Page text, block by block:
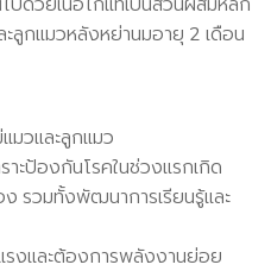
ะลูกแมวหลังหย่านมอายุ 2 เดือน
มวและลูกแมว
ะป้องกันโรคในช่วงแรกเกิด
ง รวมทั้งพัฒนาการเรียนรู้และ
รงและต้องการพลังงานย่อย